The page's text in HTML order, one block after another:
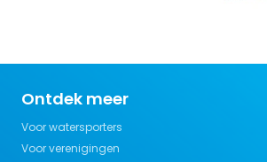
Ontdek meer
Voor watersporters
Voor verenigingen